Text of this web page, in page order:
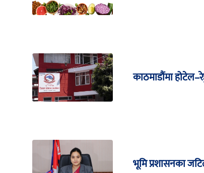
काठमाडौंमा
भूमि प्रशासनका